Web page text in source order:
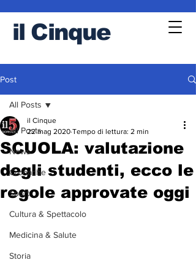
il Cinque
Post
All Posts
News
Cronache
Sport
Cultura & Spettacolo
Medicina & Salute
Storia
All Posts
SCUOLA: valutazione
degli studenti, ecco le
regole approvate oggi
il Cinque
22 mag 2020 Tempo di lettura: 2 min